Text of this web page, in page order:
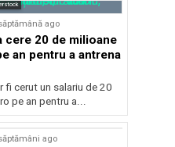
ago
cere 20 de milioane
an pentru a antrena
fi cerut un salariu de 20
pe an pentru a...
ago